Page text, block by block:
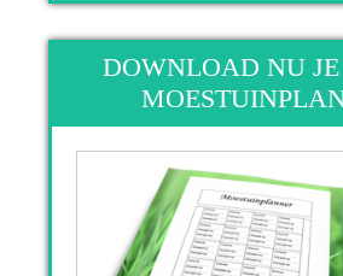
DOWNLOAD NU JE